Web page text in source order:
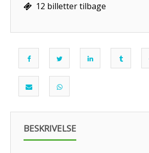
12 billetter tilbage
BESKRIVELSE